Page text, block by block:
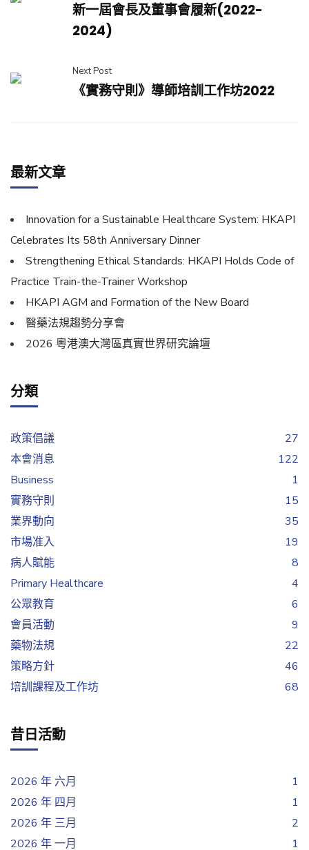
新一屆會長及董事會履新(2022-
2024)
Next Post
《實務守則》導師培訓工作坊2022
最新文章
Innovation for a Sustainable Healthcare System: HKAPI
Celebrates Its 58th Anniversary Dinner
Strengthening Ethical Standards: HKAPI Holds Code of
Practice Train-the-Trainer Workshop
HKAPI AGM and Formation of the New Board
醫藥法規趨勢分享會
2026 粵港澳大灣區真實世界研究論壇
分類
政策倡議
27
本會消息
122
Business
1
實務守則
15
業界動向
35
市場准入
19
病人賦能
8
Primary Healthcare
4
公眾教育
6
會員活動
9
藥物法規
22
策略方針
46
培訓課程及工作坊
68
昔日活動
2026 年 六月
1
2026 年 四月
1
2026 年 三月
2
2026 年 一月
1